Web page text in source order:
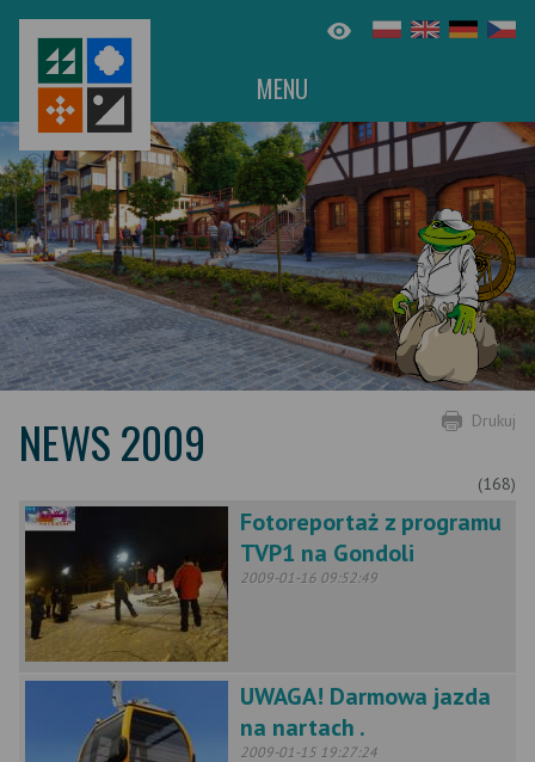
MENU
Drukuj
NEWS 2009
(168)
Fotoreportaż z programu
TVP1 na Gondoli
2009-01-16 09:52:49
UWAGA! Darmowa jazda
na nartach .
2009-01-15 19:27:24